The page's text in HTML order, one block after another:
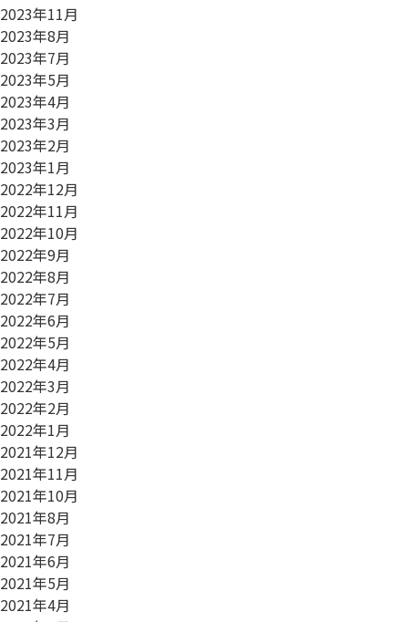
2023年11月
2023年8月
2023年7月
2023年5月
2023年4月
2023年3月
2023年2月
2023年1月
2022年12月
2022年11月
2022年10月
2022年9月
2022年8月
2022年7月
2022年6月
2022年5月
2022年4月
2022年3月
2022年2月
2022年1月
2021年12月
2021年11月
2021年10月
2021年8月
2021年7月
2021年6月
2021年5月
2021年4月